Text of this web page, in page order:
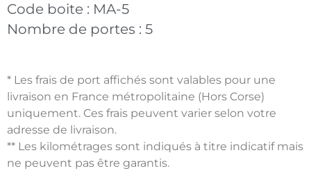
Code boite : MA-5
Nombre de portes : 5
* Les frais de port affichés sont valables pour une
livraison en France métropolitaine (Hors Corse)
uniquement. Ces frais peuvent varier selon votre
adresse de livraison.
** Les kilométrages sont indiqués à titre indicatif mais
ne peuvent pas être garantis.